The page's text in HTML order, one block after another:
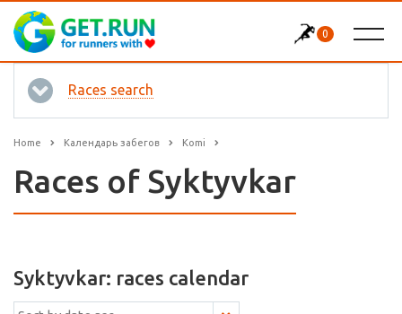
0
Races search
Home Календарь забегов Komi
Races of Syktyvkar
Syktyvkar: races calendar